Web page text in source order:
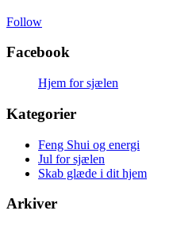
Follow
Facebook
Hjem for sjælen
Kategorier
Feng Shui og energi
Jul for sjælen
Skab glæde i dit hjem
Arkiver